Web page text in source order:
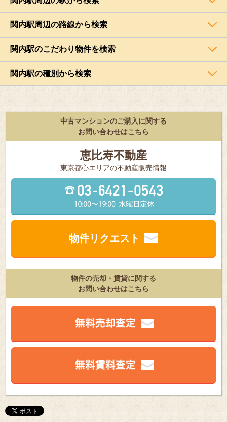
関内駅周辺の路線から検索
関内駅のこだわり物件を検索
関内駅の種別から検索
中古マンションのご購入に関する
お問い合わせはこちら
恵比寿不動産
東京都⼼エリアの不動産販売情報
物件リクエスト
物件の売却・賃貸に関する
お問い合わせはこちら